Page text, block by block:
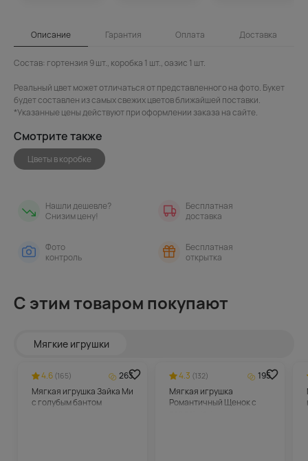
Описание Гарантия Оплата Доставка
Состав: гортензия 9 шт., коробка 1 шт., оазис 1 шт.
Реальный цвет может отличаться от представленного на фото. Букет
будет составлен из самых свежих цветов ближайшей поставки.
*Указанные цены действуют при оформлении заказа на сайте.
Смотрите также
Цветы в коробке
Нашли дешевле?
Снизим цену!
Бесплатная
доставка
Фото
контроль
Бесплатная
открытка
С этим товаром покупают
Мягкие игрушки
4.6 (165)
263
Мягкая игрушка Зайка Ми
с голубым бантом
4.3 (132)
195
Мягкая игрушка
Романтичный Щенок с